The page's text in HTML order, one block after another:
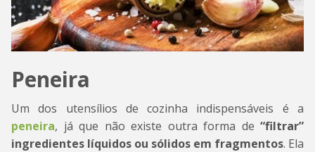
Peneira
Um dos utensílios de cozinha indispensáveis é a
peneira, já que não existe outra forma de “filtrar”
ingredientes líquidos ou sólidos em fragmentos. Ela